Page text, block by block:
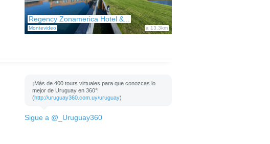
Montevideo
Regency Zonamerica Hotel &...
a 13.3km
¡Más de 400 tours virtuales para que conozcas lo
mejor de Uruguay en 360°!
(http://uruguay360.com.uy/uruguay)
Sigue a @_Uruguay360